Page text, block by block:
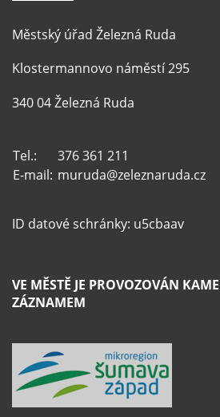
Městský úřad Železná Ruda
Klostermannovo náměstí 295
340 04 Železná Ruda
Tel.:
376 361 211
E-mail: muruda@zeleznaruda.cz
ID datové schránky: u5cbaav
VE MĚSTĚ JE PROVOZOVÁN
ZÁZNAMEM